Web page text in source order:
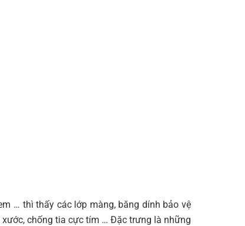
… thì thấy các lớp màng, băng dính bảo vệ
chống tia cực tím … Đặc trưng là những